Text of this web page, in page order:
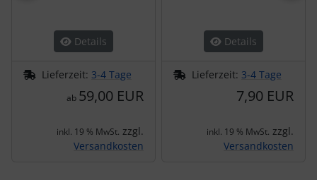
Details
Lieferzeit: 3-4 Tage
ab 59,00 EUR
inkl. 19 % MwSt. zzgl.
Versandkosten
Details
Lieferzeit: 3-4 Tage
7,90 EUR
inkl. 19 % MwSt. zzgl.
Versandkosten